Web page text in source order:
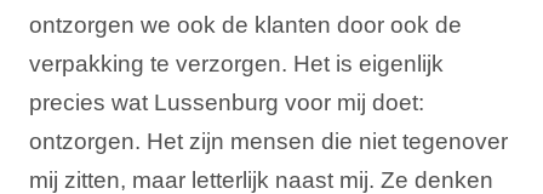
ontzorgen we ook de klanten door ook de
verpakking te verzorgen. Het is eigenlijk
precies wat Lussenburg voor mij doet:
ontzorgen. Het zijn mensen die niet tegenover
mij zitten, maar letterlijk naast mij. Ze denken